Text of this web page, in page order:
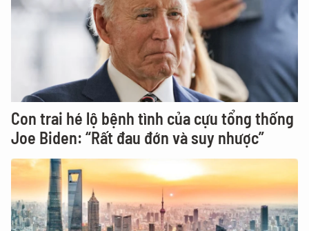
Con trai hé lộ bệnh tình của cựu tổng thống
Joe Biden: “Rất đau đớn và suy nhược”